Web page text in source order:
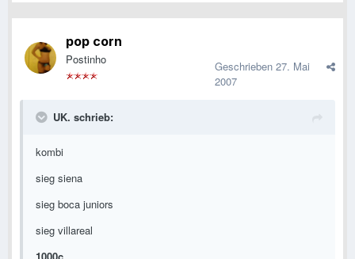
pop corn
Postinho Geschrieben 27. Mai
2007
UK. schrieb:
kombi
sieg siena
sieg boca juniors
sieg villareal